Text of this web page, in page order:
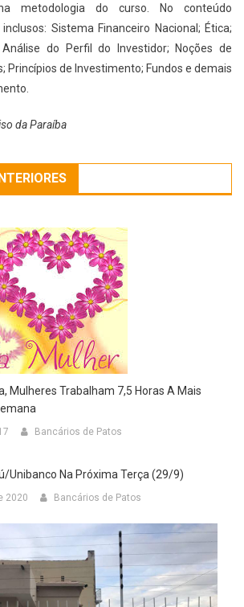
metodologia do curso. No conteúdo
Sistema Financeiro Nacional; Ética;
do Perfil do Investidor; Noções de
Princípios de Investimento; Fundos e demais
da Paraíba
Mulheres Trabalham 7,5 Horas A Mais
Bancários de Patos
Unibanco Na Próxima Terça (29/9)
2020 Bancários de Patos